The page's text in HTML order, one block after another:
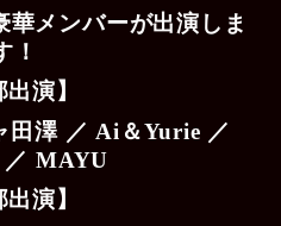
メンバーが出演しま
！
出演】
田澤 ／ Ai＆Yurie ／
MAYU
出演】